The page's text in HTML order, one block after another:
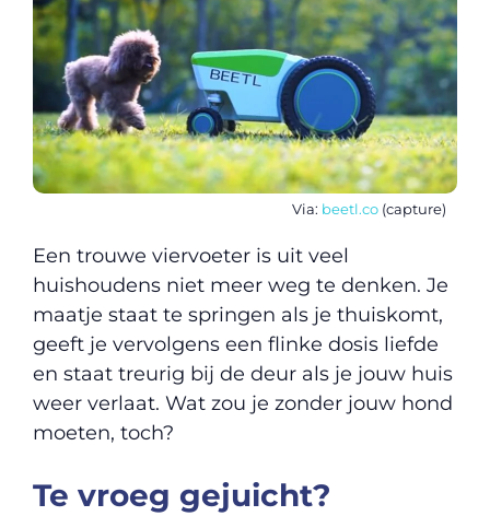
Via: beetl.co (capture)
Een trouwe viervoeter is uit veel
huishoudens niet meer weg te denken. Je
maatje staat te springen als je thuiskomt,
geeft je vervolgens een flinke dosis liefde
en staat treurig bij de deur als je jouw huis
weer verlaat. Wat zou je zonder jouw hond
moeten, toch?
Te vroeg gejuicht?